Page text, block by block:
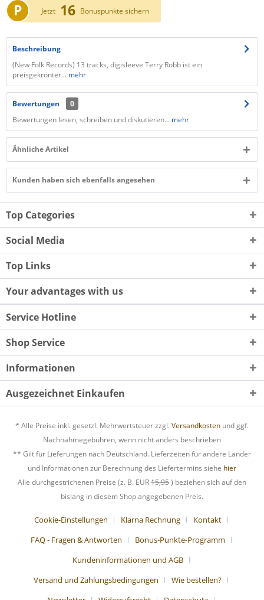
P Jetzt 16 Bonuspunkte sichern
Beschreibung
(New Folk Records) 13 tracks, digisleeve Terry Robb ist ein
preisgekrönter... mehr
Bewertungen
0
Bewertungen lesen, schreiben und diskutieren... mehr
Ähnliche Artikel
Kunden haben sich ebenfalls angesehen
Top Categories
Social Media
Top Links
Your advantages with us
Service Hotline
Shop Service
Informationen
Ausgezeichnet Einkaufen
* Alle Preise inkl. gesetzl. Mehrwertsteuer zzgl. Versandkosten und ggf.
Nachnahmegebühren, wenn nicht anders beschrieben
** Gilt für Lieferungen nach Deutschland. Lieferzeiten für andere Länder
und Informationen zur Berechnung des Liefertermins siehe hier
Alle durchgestrichenen Preise (z. B. EUR15,95) beziehen sich auf den
bislang in diesem Shop angegebenen Preis.
Cookie-Einstellungen Klarna Rechnung
Kontakt
FAQ - Fragen & Antworten
Bonus-Punkte-Programm
Kundeninformationen und AGB
Versand und Zahlungsbedingungen
Wie bestellen?